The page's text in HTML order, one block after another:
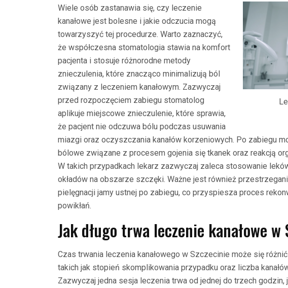
Wiele osób zastanawia się, czy leczenie
kanałowe jest bolesne i jakie odczucia mogą
towarzyszyć tej procedurze. Warto zaznaczyć,
że współczesna stomatologia stawia na komfort
pacjenta i stosuje różnorodne metody
znieczulenia, które znacząco minimalizują ból
związany z leczeniem kanałowym. Zazwyczaj
przed rozpoczęciem zabiegu stomatolog
aplikuje miejscowe znieczulenie, które sprawia,
że pacjent nie odczuwa bólu podczas usuwania
miazgi oraz oczyszczania kanałów korzeniowych. Po zabiegu
bólowe związane z procesem gojenia się tkanek oraz reakcją
W takich przypadkach lekarz zazwyczaj zaleca stosowanie
okładów na obszarze szczęki. Ważne jest również
pielęgnacji jamy ustnej po zabiegu, co przyspiesza proces
powikłań.
Jak długo trwa leczenie kanałowe w
Czas trwania leczenia kanałowego w Szczecinie może się
takich jak stopień skomplikowania przypadku oraz liczba
Zazwyczaj jedna sesja leczenia trwa od jednej do trzech